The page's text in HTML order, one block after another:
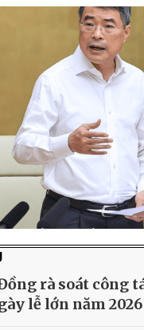
rà soát công
lễ lớn năm 2026